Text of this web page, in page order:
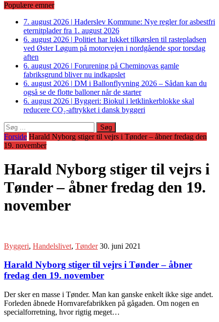
Populære emner
7. august 2026 | Haderslev Kommune: Nye regler for asbestfri
eternitplader fra 1. august 2026
6. august 2026 | Politiet har lukket tilkørslen til rastepladsen
ved Øster Løgum på motorvejen i nordgående spor torsdag
aften
6. august 2026 | Forurening på Cheminovas gamle
fabriksgrund bliver nu indkapslet
6. august 2026 | DM i Ballonflyvning 2026 – Sådan kan du
også se de flotte balloner når de starter
6. august 2026 | Byggeri: Biokul i letklinkerblokke skal
reducere CO₂-aftrykket i dansk byggeri
Søg
efter:
Forside Harald Nyborg stiger til vejrs i Tønder – åbner fredag den
19. november
Harald Nyborg stiger til vejrs i
Tønder – åbner fredag den 19.
november
Byggeri, Handelslivet, Tønder 30. juni 2021
Harald Nyborg stiger til vejrs i Tønder – åbner
fredag den 19. november
Der sker en masse i Tønder. Man kan ganske enkelt ikke sige andet.
Forleden åbnede Hornvarefabrikken på gågaden. Om nogen en
specialforretning, hvor rigtig meget…